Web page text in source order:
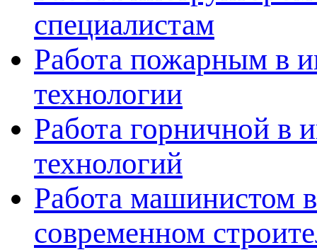
специалистам
Работа пожарным в
технологии
Работа горничной в
технологий
Работа машинистом
современном